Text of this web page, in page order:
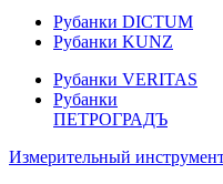
Рубанки DICTUM
Рубанки KUNZ
Рубанки VERITAS
Рубанки
ПЕТРОГРАДЪ
Измерительный